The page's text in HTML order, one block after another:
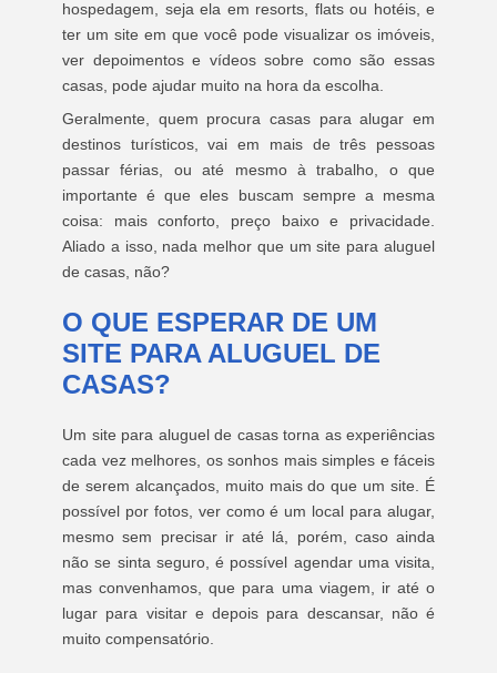
hospedagem, seja ela em resorts, flats ou hotéis, e
ter um site em que você pode visualizar os imóveis,
ver depoimentos e vídeos sobre como são essas
casas, pode ajudar muito na hora da escolha.
Geralmente, quem procura casas para alugar em
destinos turísticos, vai em mais de três pessoas
passar férias, ou até mesmo à trabalho, o que
importante é que eles buscam sempre a mesma
coisa: mais conforto, preço baixo e privacidade.
Aliado a isso, nada melhor que um site para aluguel
de casas, não?
O QUE ESPERAR DE UM
SITE PARA ALUGUEL DE
CASAS?
Um site para aluguel de casas torna as experiências
cada vez melhores, os sonhos mais simples e fáceis
de serem alcançados, muito mais do que um site. É
possível por fotos, ver como é um local para alugar,
mesmo sem precisar ir até lá, porém, caso ainda
não se sinta seguro, é possível agendar uma visita,
mas convenhamos, que para uma viagem, ir até o
lugar para visitar e depois para descansar, não é
muito compensatório.